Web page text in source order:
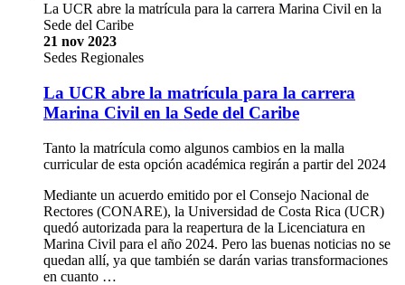
La UCR abre la matrícula para la carrera Marina Civil en la
Sede del Caribe
21 nov 2023
Sedes Regionales
La UCR abre la matrícula para la carrera
Marina Civil en la Sede del Caribe
Tanto la matrícula como algunos cambios en la malla
curricular de esta opción académica regirán a partir del 2024
Mediante un acuerdo emitido por el Consejo Nacional de
Rectores (CONARE), la Universidad de Costa Rica (UCR)
quedó autorizada para la reapertura de la Licenciatura en
Marina Civil para el año 2024. Pero las buenas noticias no se
quedan allí, ya que también se darán varias transformaciones
en cuanto …